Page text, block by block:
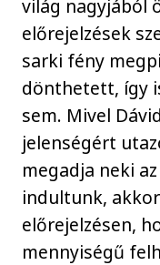
világ nagyjából
előrejelzések
sarki fény
dönthetett, így
sem. Mivel
jelenségért
megadja neki
indultunk,
előrejelzésen,
mennyiségű